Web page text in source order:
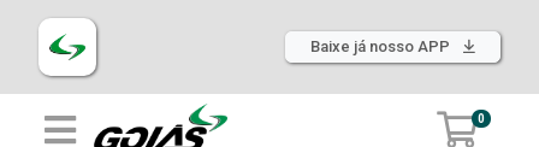
Baixe já nosso APP
0